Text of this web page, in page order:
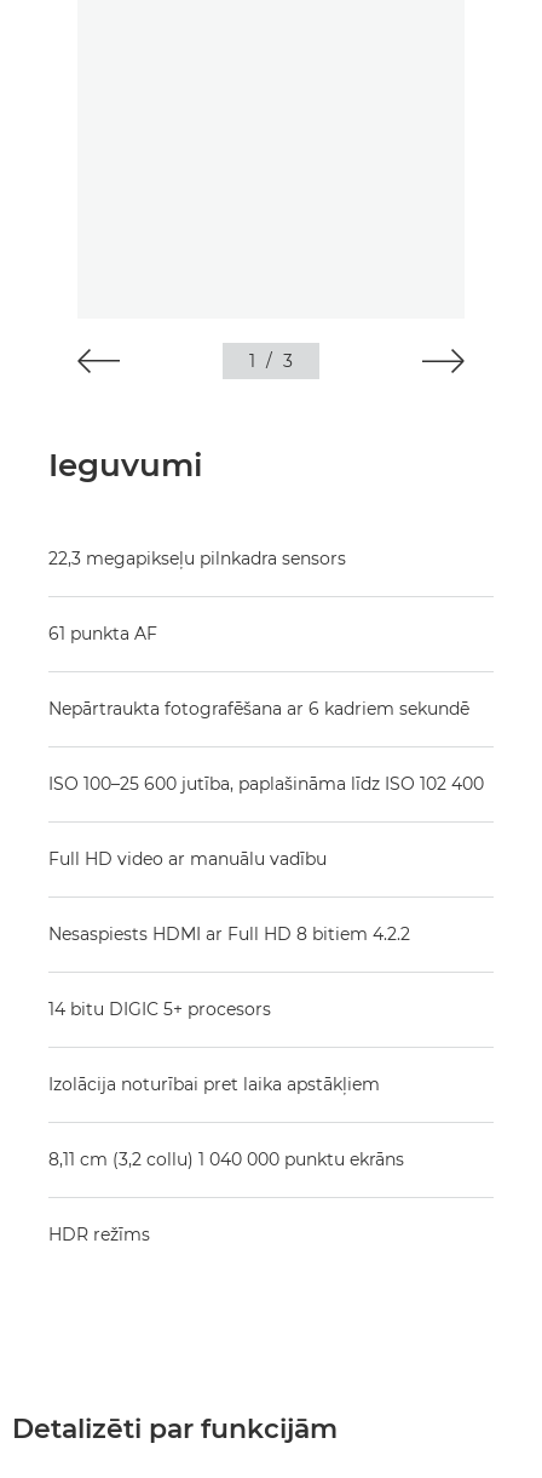
1 / 3
Ieguvumi
22,3 megapikseļu pilnkadra sensors
61 punkta AF
Nepārtraukta fotografēšana ar 6 kadriem sekundē
ISO 100–25 600 jutība, paplašināma līdz ISO 102 400
Full HD video ar manuālu vadību
Nesaspiests HDMI ar Full HD 8 bitiem 4.2.2
14 bitu DIGIC 5+ procesors
Izolācija noturībai pret laika apstākļiem
8,11 cm (3,2 collu) 1 040 000 punktu ekrāns
HDR režīms
Detalizēti par funkcijām